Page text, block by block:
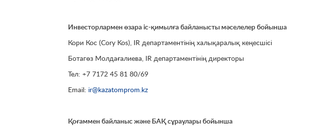
Инвесторлармен өзара іс-қимылға байланысты мәселелер бойынша
Кори Кос (Cory Kos), IR департаментінің халықаралық кеңесшісі
Ботагөз Молдағалиева, IR департаментінің директоры
Тел: +7 7172 45 81 80/69
Email: ir@kazatomprom.kz
Қоғаммен байланыс және БАҚ сұраулары бойынша